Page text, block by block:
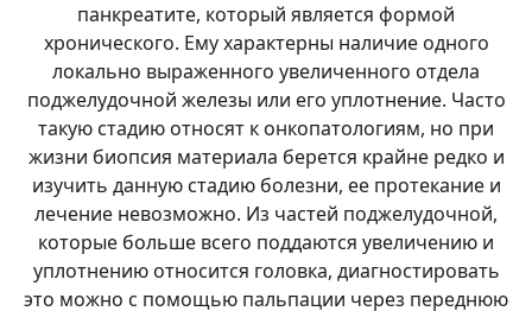
панкреатите, который является формой
хронического. Ему характерны наличие одного
локально выраженного увеличенного отдела
поджелудочной железы или его уплотнение. Часто
такую стадию относят к онкопатологиям, но при
жизни биопсия материала берется крайне редко и
изучить данную стадию болезни, ее протекание и
лечение невозможно. Из частей поджелудочной,
которые больше всего поддаются увеличению и
уплотнению относится головка, диагностировать
это можно с помощью пальпации через переднюю